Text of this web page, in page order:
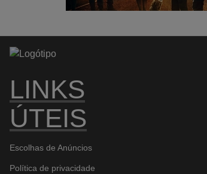
LINKS
ÚTEIS
Escolhas de Anúncios
Política de privacidade